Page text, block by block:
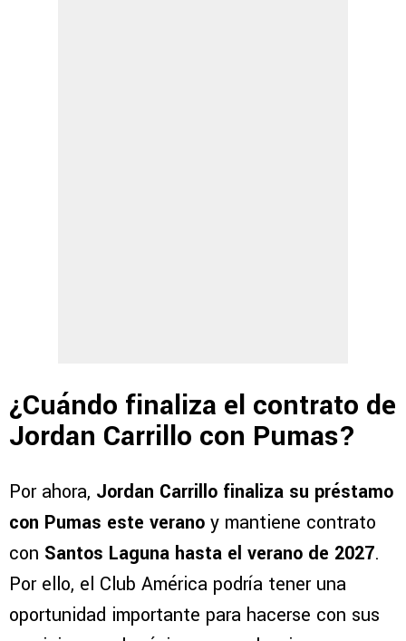
¿Cuándo finaliza el contrato de
Jordan Carrillo con Pumas?
Por ahora, Jordan Carrillo finaliza su préstamo
con Pumas este verano y mantiene contrato
con Santos Laguna hasta el verano de 2027.
Por ello, el Club América podría tener una
oportunidad importante para hacerse con sus